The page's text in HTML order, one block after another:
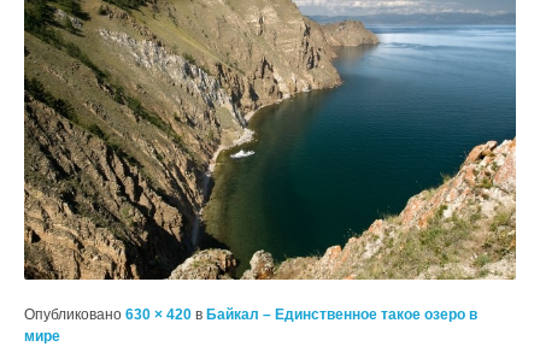
Опубликовано 630 × 420 в Байкал – Единственное такое озеро в
мире